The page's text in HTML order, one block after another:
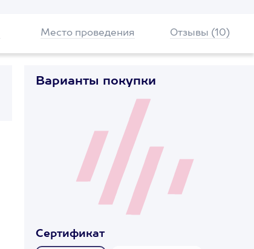
Место проведения Отзывы (10)
Варианты покупки
Сертификат